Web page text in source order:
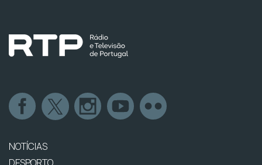
NOTÍCIAS